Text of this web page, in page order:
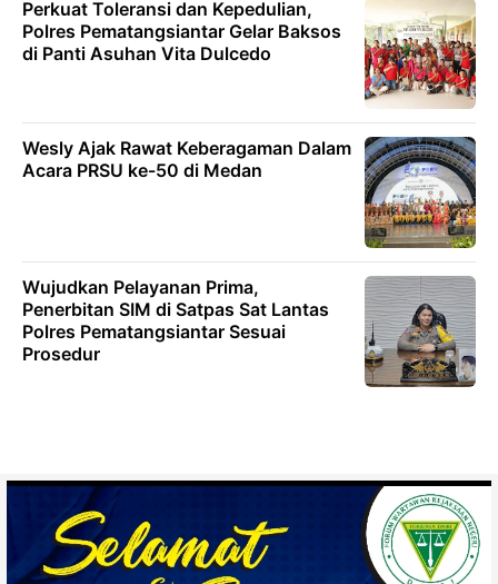
Perkuat Toleransi dan Kepedulian,
Polres Pematangsiantar Gelar Baksos
di Panti Asuhan Vita Dulcedo
Wesly Ajak Rawat Keberagaman Dalam
Acara PRSU ke-50 di Medan
Wujudkan Pelayanan Prima,
Penerbitan SIM di Satpas Sat Lantas
Polres Pematangsiantar Sesuai
Prosedur